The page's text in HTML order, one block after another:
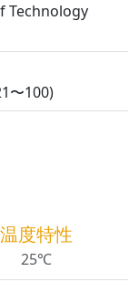
Technology
〜100)
温度特性
25℃